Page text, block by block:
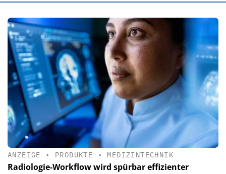
ANZEIGE • PRODUKTE • MEDIZINTECHNIK
Radiologie-Workflow wird spürbar effizienter